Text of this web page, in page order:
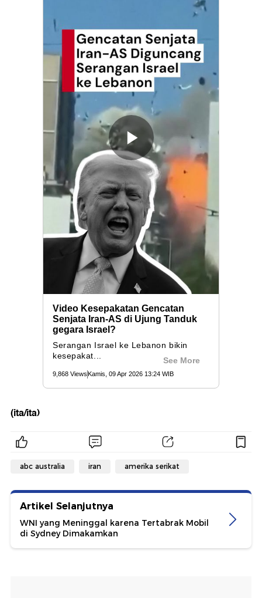
(ita/ita)
abc australia iran amerika serikat
Artikel Selanjutnya
WNI yang Meninggal karena Tertabrak Mobil
di Sydney Dimakamkan